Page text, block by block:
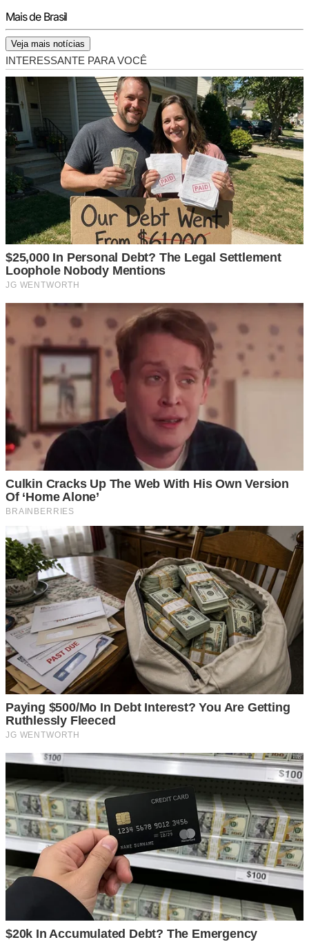
Mais de Brasil
Veja mais notícias